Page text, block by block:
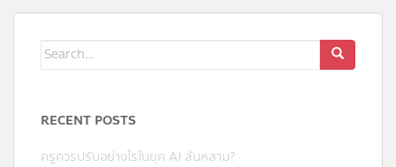
RECENT POSTS
ครูควรปรับอย่างไรในยุค AI ล้นหลาม?